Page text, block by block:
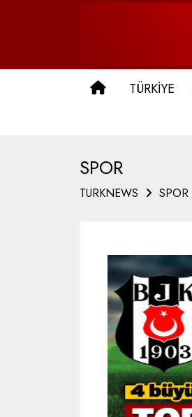
ANA SAYFA
TÜRKİYE
SPOR
TURKNEWS SPOR